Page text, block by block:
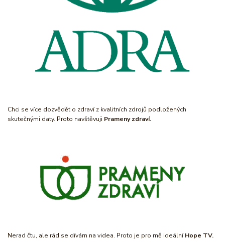
Chci se více dozvědět o zdraví z kvalitních zdrojů podložených
skutečnými daty. Proto navštěvuji Prameny zdraví.
Nerad čtu, ale rád se dívám na videa. Proto je pro mě ideálníHope TV.